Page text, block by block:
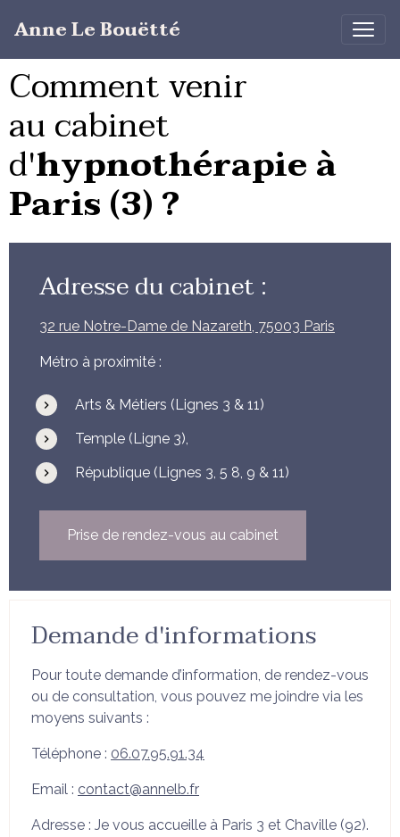
Anne Le Bouëtté
Comment venir
au cabinet
d'hypnothérapie à
Paris (3) ?
Adresse du cabinet :
32 rue Notre-Dame de Nazareth, 75003 Paris
Métro à proximité :
Arts & Métiers (Lignes 3 & 11)
Temple (Ligne 3),
République (Lignes 3, 5 8, 9 & 11)
Prise de rendez-vous au cabinet
Demande d'informations
Pour toute demande d’information, de rendez-vous
ou de consultation, vous pouvez me joindre via les
moyens suivants :
Téléphone : 06.07.95.91.34
Email : contact@annelb.fr
Adresse : Je vous accueille à Paris 3 et Chaville (92).